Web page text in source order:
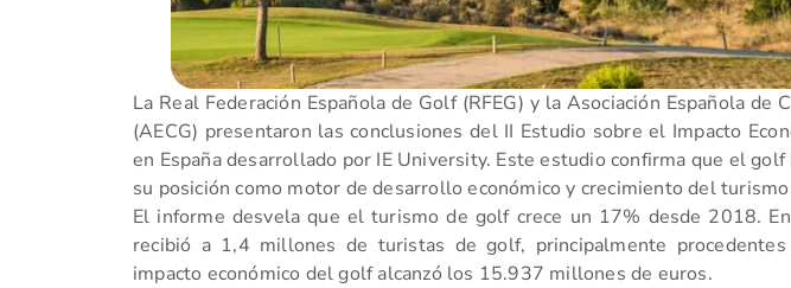
La Real Federación Española de Golf (RFEG) y la Asociación Española de
(AECG) presentaron las conclusiones del II Estudio sobre el Impacto
en España desarrollado por IE University. Este estudio confirma que el golf
su posición como motor de desarrollo económico y crecimiento del turismo
El informe desvela que el turismo de golf crece un 17% desde 2018.
recibió a 1,4 millones de turistas de golf, principalmente
impacto económico del golf alcanzó los 15.937 millones de euros.